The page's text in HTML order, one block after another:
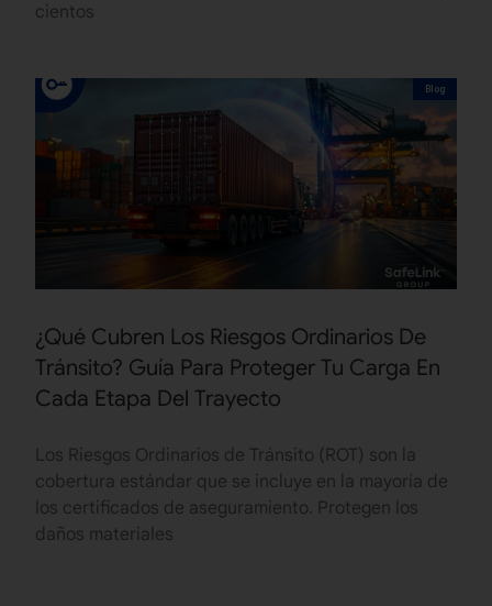
cientos
Blog
¿Qué Cubren Los Riesgos Ordinarios De
Tránsito? Guía Para Proteger Tu Carga En
Cada Etapa Del Trayecto
Los Riesgos Ordinarios de Tránsito (ROT) son la
cobertura estándar que se incluye en la mayoría de
los certificados de aseguramiento. Protegen los
daños materiales